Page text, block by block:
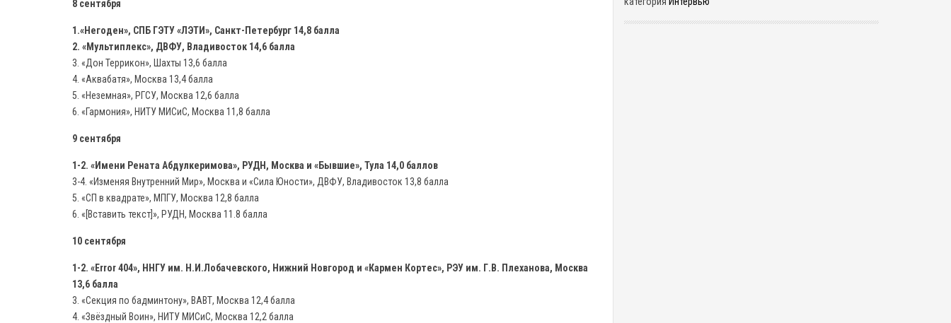
8 сентября
1.«Негоден», СПБ ГЭТУ «ЛЭТИ», Санкт-Петербург 14,8 балла
2. «Мультиплекс», ДВФУ, Владивосток 14,6 балла
3. «Дон Террикон», Шахты 13,6 балла
4. «Аквабатя», Москва 13,4 балла
5. «Неземная», РГСУ, Москва 12,6 балла
6. «Гармония», НИТУ МИСиС, Москва 11,8 балла
9 сентября
1-2. «Имени Рената Абдулкеримова», РУДН, Москва и «Бывшие», Тула 14,0 баллов
3-4. «Изменяя Внутренний Мир», Москва и «Сила Юности», ДВФУ, Владивосток 13,8 балла
5. «СП в квадрате», МПГУ, Москва 12,8 балла
6. «[Вставить текст]», РУДН, Москва 11.8 балла
10 сентября
1-2. «Error 404», ННГУ им. Н.И.Лобачевского, Нижний Новгород и «Кармен Кортес», РЭУ им. Г.В. Плеханова, Москва
13,6 балла
3. «Секция по бадминтону», ВАВТ, Москва 12,4 балла
4. «Звёздный Воин», НИТУ МИСиС, Москва 12,2 балла
состоялись
игры
1/4
финала
Центральной
Лиги
Подмосковья.